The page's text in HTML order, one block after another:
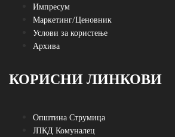
Импресум
Маркетинг/Ценовник
Услови за користење
Архива
КОРИСНИ ЛИНКОВИ
Општина Струмица
ЈПКД Комуналец